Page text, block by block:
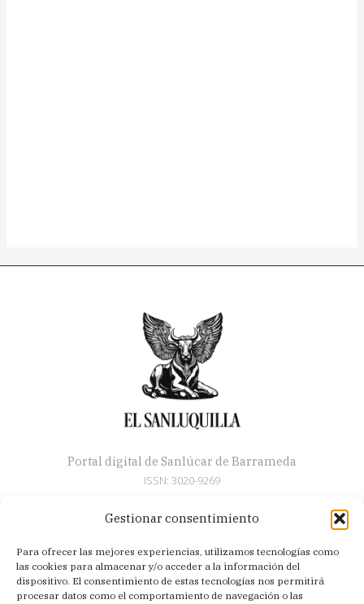
Gestionar consentimiento
Para ofrecer las mejores experiencias, utilizamos tecnologías como
las cookies para almacenar y/o acceder a la información del
dispositivo. El consentimiento de estas tecnologías nos permitirá
procesar datos como el comportamiento de navegación o las
Portal digital de Sanlúcar de Barrameda
ISSN: 3020-9269
Artículos
Semana Santa